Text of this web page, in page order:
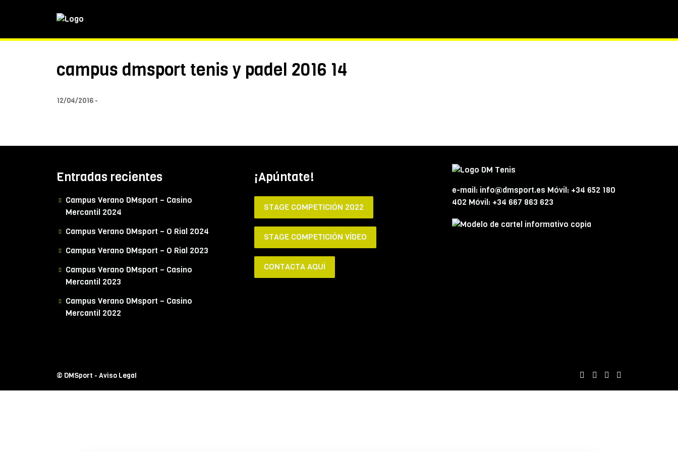
campus dmsport tenis y padel 2016 14
12/04/2016
Entradas recientes
Campus Verano DMsport – Casino
Mercantil 2024
Campus Verano DMsport – O Rial 2024
Campus Verano DMsport – O Rial 2023
Campus Verano DMsport – Casino
Mercantil 2023
Campus Verano DMsport – Casino
Mercantil 2022
¡Apúntate!
STAGE COMPETICIÓN 2022
STAGE COMPETICIÓN VÍDEO
CONTACTA AQUÍ
e-mail: info@dmsport.es Móvil: +34 652 180
402 Móvil: +34 667 863 623
© DMSport - Aviso Legal